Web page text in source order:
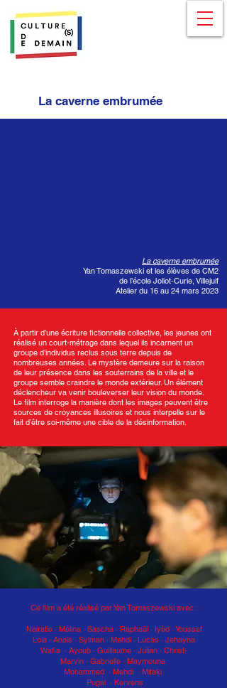
La caverne embrumée
La caverne embrumée
Yan Tomaszewski et les élèves de CM2
de l’école Joliot-Curie, Villejuif
Atelier du 16 au 24 mars 2023
À partir d’une écriture fictionnelle collective, les jeunes ont
réalisé un court-métrage dans lequel ils incarnent un
groupe d’individus reclus sous terre depuis de
nombreuses années. Le mystère demeure sur la raison
de leur présence dans les souterrains de la ville et le
groupe semble craindre le monde extérieur. Un élément
déclencheur va venir bouleverser leur vision du monde.
Le film interroge la manière dont les images peuvent être
sources de croyances illusoires et nous interpelle sur le
fait d’être soi-même une cible de la désinformation.
Ce film a été réalisé par Yan Tomaszewski avec :
Nairatie · Mélina · Sascha · Raphaël · Iyèd · Youssef
Lola · Anaïs · Sylman · Mehdi · Lucas · Jehayna
Wafia · Ayoub · Guillaume · Julian · Christ-
Marvin · Gabrielle · Maymouna
Mohammed · Mehdi · Mitaki
Pugal · Kervens